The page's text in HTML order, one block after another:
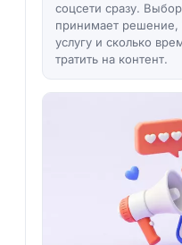
соцсети сразу.
принимает решение,
услугу и сколько
тратить на контент.